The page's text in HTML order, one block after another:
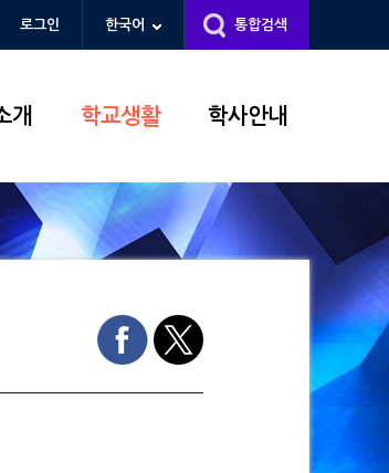
로그인 한국어 통합검색
개 학교생활 학사안내